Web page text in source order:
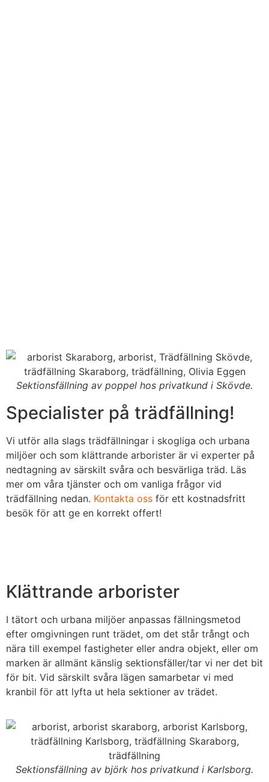
Sektionsfällning av poppel hos privatkund i Skövde.
Specialister på trädfällning!
Vi utför alla slags trädfällningar i skogliga och urbana
miljöer och som klättrande arborister är vi experter på
nedtagning av särskilt svåra och besvärliga träd. Läs
mer om våra tjänster och om vanliga frågor vid
trädfällning nedan. Kontakta oss för ett kostnadsfritt
besök för att ge en korrekt offert!
Klättrande arborister
I tätort och urbana miljöer anpassas fällningsmetod
efter omgivningen runt trädet, om det står trångt och
nära till exempel fastigheter eller andra objekt, eller om
marken är allmänt känslig sektionsfäller/tar vi ner det bit
för bit. Vid särskilt svåra lägen samarbetar vi med
kranbil för att lyfta ut hela sektioner av trädet.
Sektionsfällning av björk hos privatkund i Karlsborg.